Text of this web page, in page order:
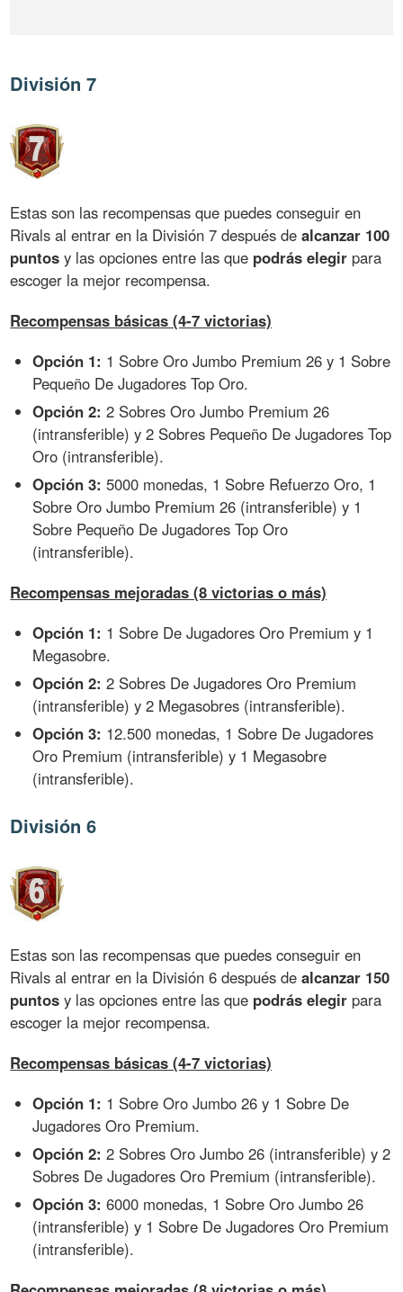
División 7
Estas son las recompensas que puedes conseguir en
Rivals al entrar en la División 7 después dealcanzar 100
puntos y las opciones entre las que podrás elegir para
escoger la mejor recompensa.
Recompensas básicas (4-7 victorias)
Opción 1: 1 Sobre Oro Jumbo Premium 26 y 1 Sobre
Pequeño De Jugadores Top Oro.
Opción 2: 2 Sobres Oro Jumbo Premium 26
(intransferible) y 2 Sobres Pequeño De Jugadores Top
Oro (intransferible).
Opción 3: 5000 monedas, 1 Sobre Refuerzo Oro, 1
Sobre Oro Jumbo Premium 26 (intransferible) y 1
Sobre Pequeño De Jugadores Top Oro
(intransferible).
Recompensas mejoradas (8 victorias o más)
Opción 1: 1 Sobre De Jugadores Oro Premium y 1
Megasobre.
Opción 2: 2 Sobres De Jugadores Oro Premium
(intransferible) y 2 Megasobres (intransferible).
Opción 3: 12.500 monedas, 1 Sobre De Jugadores
Oro Premium (intransferible) y 1 Megasobre
(intransferible).
División 6
Estas son las recompensas que puedes conseguir en
Rivals al entrar en la División 6 después dealcanzar 150
puntos y las opciones entre las que podrás elegir para
escoger la mejor recompensa.
Recompensas básicas (4-7 victorias)
Opción 1: 1 Sobre Oro Jumbo 26 y 1 Sobre De
Jugadores Oro Premium.
Opción 2: 2 Sobres Oro Jumbo 26 (intransferible) y 2
Sobres De Jugadores Oro Premium (intransferible).
Opción 3: 6000 monedas, 1 Sobre Oro Jumbo 26
(intransferible) y 1 Sobre De Jugadores Oro Premium
(intransferible).